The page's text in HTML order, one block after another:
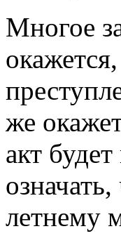
Многое
же
акт
летнему